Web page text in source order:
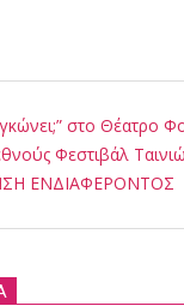
στο Θέατρο
Φεστιβάλ
ΕΝΔΙΑΦΕΡΟΝΤΟΣ